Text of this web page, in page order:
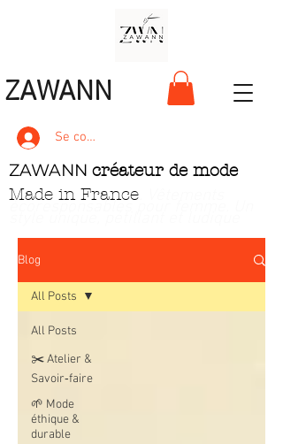
ZAWANN
Se connecter
ZAWANN créateur de mode
Made in France
Blog
All Posts
✂️ Atelier &
Savoir‑faire
🌱 Mode
éthique &
durable
All Posts